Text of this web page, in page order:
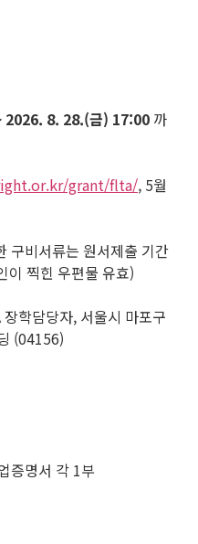
2026. 8. 28.(금) 17:00 까
grant/flta/, 5월
구비서류는 원서제출 기간
이 찍힌 우편물 유효)
학담당자, 서울시 마포구
(04156)
증명서 각 1부